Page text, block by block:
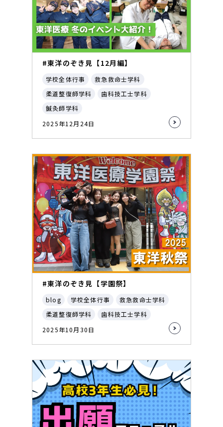
#東洋のぞき見【12月編】
学校全体行事
救急救命士学科
柔道整復師学科
歯科技工士学科
鍼灸師学科
2025年12月24日
#東洋のぞき見【学園祭】
blog 学校全体行事
救急救命士学科
柔道整復師学科
歯科技工士学科
2025年10月30日